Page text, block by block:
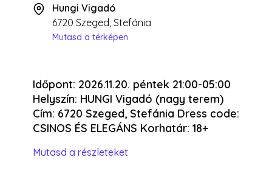
Hungi Vigadó
6720 Szeged, Stefánia
Mutasd a térképen
Időpont: 2026.11.20. péntek 21:00-05:00
Helyszín: HUNGI Vigadó (nagy terem)
Cím: 6720 Szeged, Stefánia Dress code:
CSINOS ÉS ELEGÁNS Korhatár: 18+
Mutasd a részleteket